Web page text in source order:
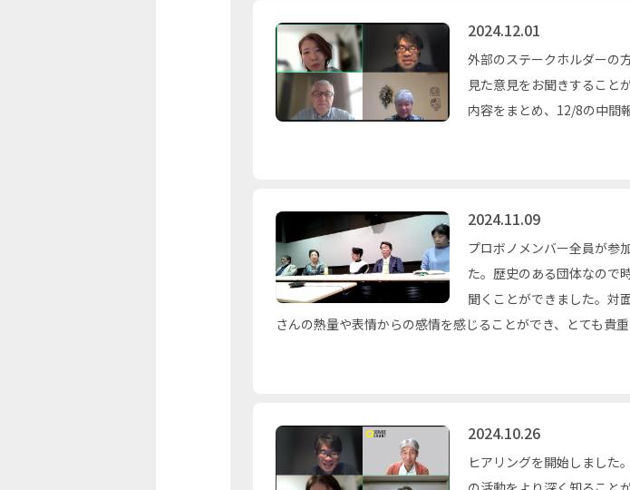
2024.12.01
外部のステークホルダーの
見た意見をお聞きすること
内容をまとめ、12/8の中間
2024.11.09
プロボノメンバー全員が参
た。歴史のある団体なので
聞くことができました。対
さんの熱量や表情からの感情を感じることができ、とても貴重
2024.10.26
ヒアリングを開始しました